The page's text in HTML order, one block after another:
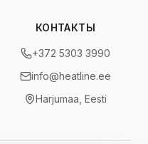
КОНТАКТЫ
+372 5303 3990
info@heatline.ee
Harjumaa, Eesti